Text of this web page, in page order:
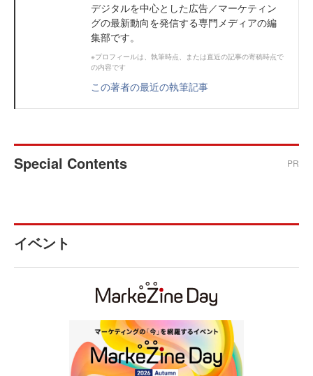
デジタルを中心とした広告／マーケティン
グの最新動向を発信する専門メディアの編
集部です。
※プロフィールは、執筆時点、または直近の記事の寄稿時点で
の内容です
この著者の最近の執筆記事
Special Contents PR
イベント